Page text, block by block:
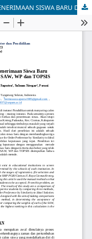
SISTEM PENDUKUNG KEPUTUSAN PENERIMAAN SISWA BARU DENGAN MEMBANDINGAN METODE SAW, WP DAN TOPSIS